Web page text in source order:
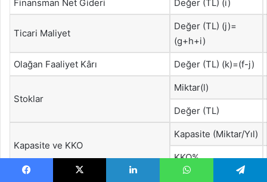
Finansman Net Gideri Değer (TL) (i)
Ticari Maliyet
Değer (TL) (j)=
(g+h+i)
Olağan Faaliyet Kârı Değer (TL) (k)=(f-j)
Stoklar
Miktar(l)
Değer (TL)
Kapasite ve KKO
Kapasite (Miktar/Yıl)
KKO%